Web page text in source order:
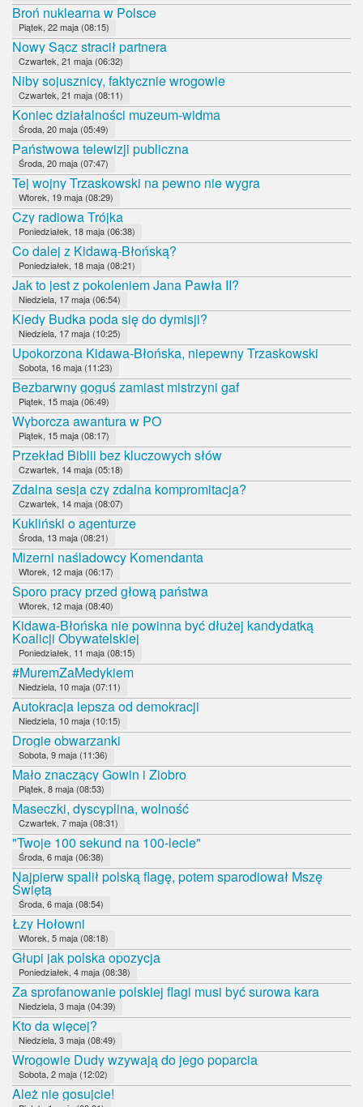
Broń nuklearna w Polsce
Piątek, 22 maja (08:15)
Nowy Sącz stracił partnera
Czwartek, 21 maja (06:32)
Niby sojusznicy, faktycznie wrogowie
Czwartek, 21 maja (08:11)
Koniec działalności muzeum-widma
Środa, 20 maja (05:49)
Państwowa telewizji publiczna
Środa, 20 maja (07:47)
Tej wojny Trzaskowski na pewno nie wygra
Wtorek, 19 maja (08:29)
Czy radiowa Trójka
Poniedziałek, 18 maja (06:38)
Co dalej z Kidawą-Błońską?
Poniedziałek, 18 maja (08:21)
Jak to jest z pokoleniem Jana Pawła II?
Niedziela, 17 maja (06:54)
Kiedy Budka poda się do dymisji?
Niedziela, 17 maja (10:25)
Upokorzona Kidawa-Błońska, niepewny Trzaskowski
Sobota, 16 maja (11:23)
Bezbarwny goguś zamiast mistrzyni gaf
Piątek, 15 maja (06:49)
Wyborcza awantura w PO
Piątek, 15 maja (08:17)
Przekład Biblii bez kluczowych słów
Czwartek, 14 maja (05:18)
Zdalna sesja czy zdalna kompromitacja?
Czwartek, 14 maja (08:07)
Kukliński o agenturze
Środa, 13 maja (08:21)
Mizerni naśladowcy Komendanta
Wtorek, 12 maja (06:17)
Sporo pracy przed głową państwa
Wtorek, 12 maja (08:40)
Kidawa-Błońska nie powinna być dłużej kandydatką
Koalicji Obywatelskiej
Poniedziałek, 11 maja (08:15)
#MuremZaMedykiem
Niedziela, 10 maja (07:11)
Autokracja lepsza od demokracji
Niedziela, 10 maja (10:15)
Drogie obwarzanki
Sobota, 9 maja (11:36)
Mało znaczący Gowin i Ziobro
Piątek, 8 maja (08:53)
Maseczki, dyscyplina, wolność
Czwartek, 7 maja (08:31)
"Twoje 100 sekund na 100-lecie"
Środa, 6 maja (06:38)
Najpierw spalił polską flagę, potem sparodiował Mszę
Świętą
Środa, 6 maja (08:54)
Łzy Hołowni
Wtorek, 5 maja (08:18)
Głupi jak polska opozycja
Poniedziałek, 4 maja (08:38)
Za sprofanowanie polskiej flagi musi być surowa kara
Niedziela, 3 maja (04:39)
Kto da więcej?
Niedziela, 3 maja (08:49)
Wrogowie Dudy wzywają do jego poparcia
Sobota, 2 maja (12:02)
Ależ nie gosujcie!